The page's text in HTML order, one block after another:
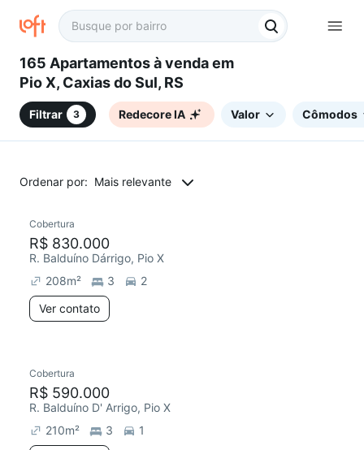
165 Apartamentos à venda em
Pio X, Caxias do Sul, RS
Filtrar 3 Redecore IA Valor Cômodos
Ordenar por: Mais relevante
Redecorar
Cobertura
R$ 830.000
R. Balduíno Dárrigo, Pio X
208m² 3
2
Ver contato
Chegou este mês
Cobertura
R$ 590.000
R. Balduíno D' Arrigo, Pio X
210m² 3
1